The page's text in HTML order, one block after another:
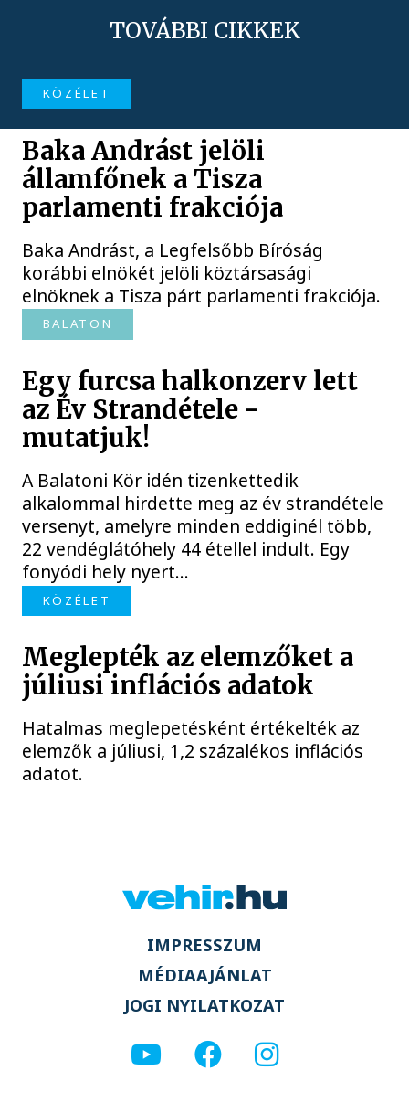
TOVÁBBI CIKKEK
KÖZÉLET
Baka Andrást jelöli
államfőnek a Tisza
parlamenti frakciója
Baka Andrást, a Legfelsőbb Bíróság
korábbi elnökét jelöli köztársasági
elnöknek a Tisza párt parlamenti frakciója.
BALATON
Egy furcsa halkonzerv lett
az Év Strandétele -
mutatjuk!
A Balatoni Kör idén tizenkettedik
alkalommal hirdette meg az év strandétele
versenyt, amelyre minden eddiginél több,
22 vendéglátóhely 44 étellel indult. Egy
fonyódi hely nyert...
KÖZÉLET
Meglepték az elemzőket a
júliusi inflációs adatok
Hatalmas meglepetésként értékelték az
elemzők a júliusi, 1,2 százalékos inflációs
adatot.
IMPRESSZUM
MÉDIAAJÁNLAT
JOGI NYILATKOZAT